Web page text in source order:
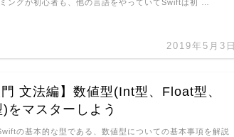
2019年5月3日
ングが初心者も、他の言語をやっていてSwiftは初 …
門 文法編】数値型(Int型、Float型、
をマスターしよう
の基本的な型である、数値型についての基本事項を解説